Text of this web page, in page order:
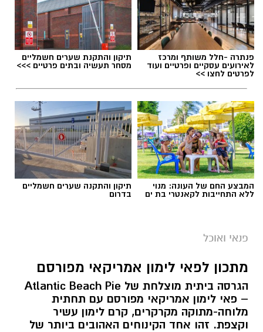
אלדה נתנאל / 09:09 26.07.26
תגים:ופל בלגי במילוי שוקולד וחלוה
ופל בלגי במילוי שוקולד וחלוה צילום הדס ניצן
פנתרה -חלל משותף ומרכז
לאירועים עסקיים ופרטיים ועוד
לפרטים לחצו >>
תיקון והתקנת שערים חשמליים
מסחר תעשיה ובתים פרטיים >>>
המבצע החם של העונה: מנוי
ללא התחייבות לקאנטרי בת ים
תיקון והתקנה שערים חשמליים
בדרום
פנאי ואוכל
מתכון לפאי לימון אמריקאי מפורסם
הגרסה ביתית מוצלחת של Atlantic Beach Pie
– פאי לימון אמריקאי מפורסם עם תחתית
מלוחה-מתוקה מקרקרים, קרם לימון עשיר
וקצפת. זהו אחד הקינוחים האהובים ביותר של